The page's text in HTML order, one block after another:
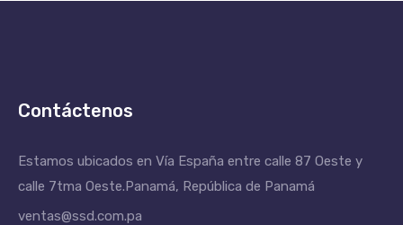
Contáctenos
Estamos ubicados en Vía España entre calle 87 Oeste y
calle 7tma Oeste.Panamá, República de Panamá
ventas@ssd.com.pa